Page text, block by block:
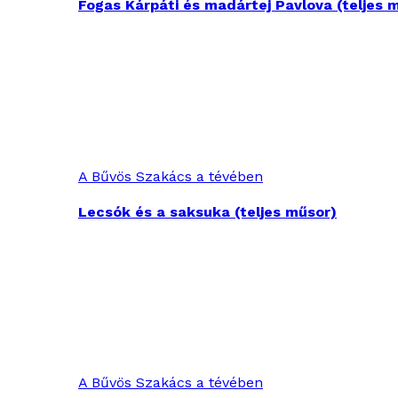
Fogas Kárpáti és madártej Pavlova (teljes
A Bűvös Szakács a tévében
Lecsók és a saksuka (teljes műsor)
A Bűvös Szakács a tévében